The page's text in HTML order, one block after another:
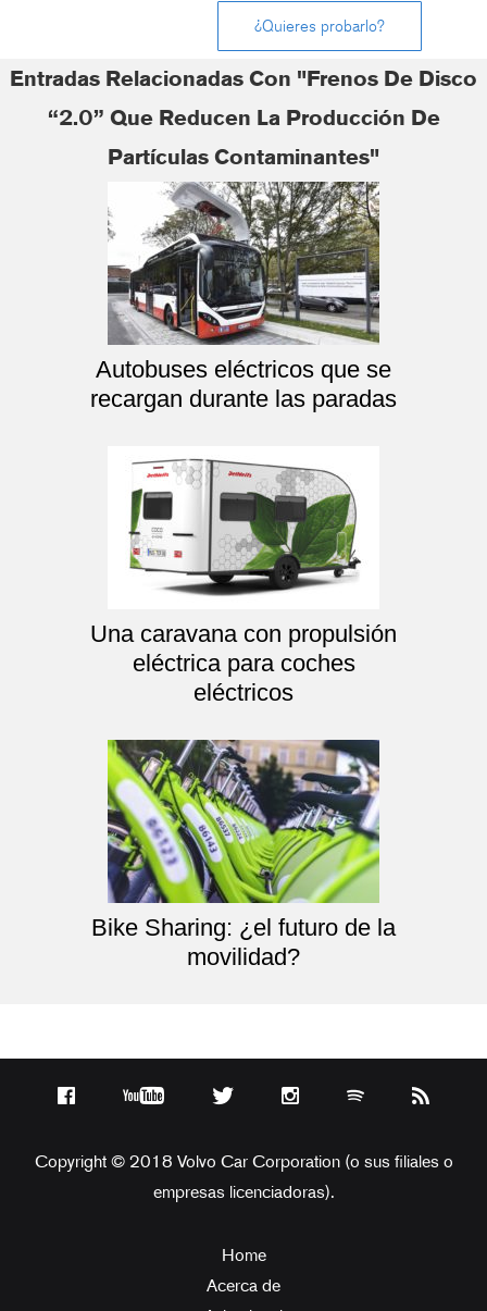
¿Quieres probarlo?
Entradas Relacionadas Con "Frenos De Disco
“2.0” Que Reducen La Producción De
Partículas Contaminantes"
Autobuses eléctricos que se
recargan durante las paradas
Una caravana con propulsión
eléctrica para coches
eléctricos
Bike Sharing: ¿el futuro de la
movilidad?
Copyright © 2018 Volvo Car Corporation (o sus filiales o
empresas licenciadoras).
Home
Acerca de